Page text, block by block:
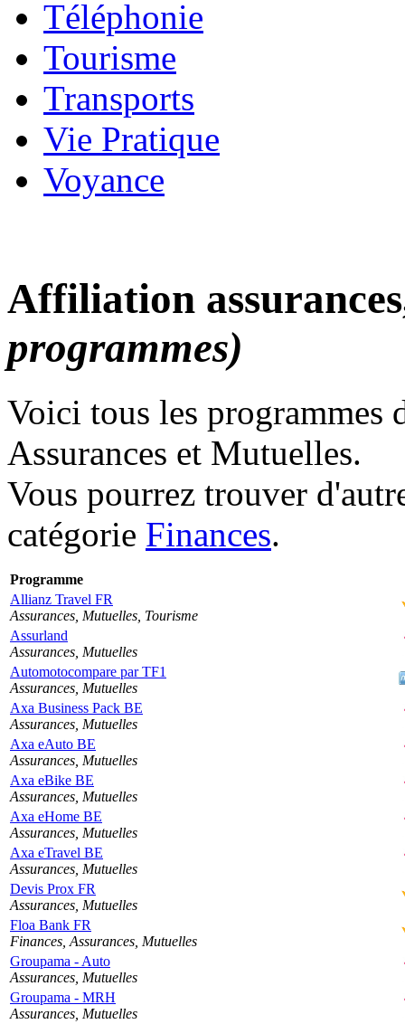
Téléphonie
Tourisme
Transports
Vie Pratique
Voyance
Affiliation
programmes)
Voici tous les
Assurances et Mutuelles.
Vous pourrez trouver
catégorie Finances.
Programme
Allianz Travel FR
Assurances, Mutuelles, Tourisme
Assurland
Assurances, Mutuelles
Automotocompare par TF1
Assurances, Mutuelles
Axa Business Pack BE
Assurances, Mutuelles
Axa eAuto BE
Assurances, Mutuelles
Axa eBike BE
Assurances, Mutuelles
Axa eHome BE
Assurances, Mutuelles
Axa eTravel BE
Assurances, Mutuelles
Devis Prox FR
Assurances, Mutuelles
Floa Bank FR
Finances, Assurances, Mutuelles
Groupama - Auto
Assurances, Mutuelles
Groupama - MRH
Assurances, Mutuelles